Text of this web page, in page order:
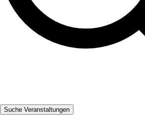
Suche Veranstaltungen